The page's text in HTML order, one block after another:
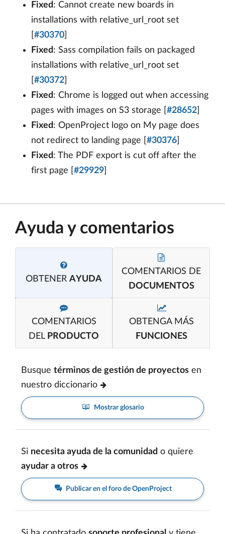
Fixed: Cannot create new boards in
installations with relative_url_root set
#30370
Fixed: Sass compilation fails on packaged
installations with relative_url_root set
#30372
Fixed: Chrome is logged out when accessing
pages with images on S3 storage [ #28652
Fixed: OpenProject logo on My page does
not redirect to landing page [ #30376
Fixed: The PDF export is cut off after the
first page [ #29929
Ayuda y comentarios
OBTENER AYUDA
COMENTARIOS DE
DOCUMENTOS
COMENTARIOS
DEL PRODUCTO
OBTENGA MÁS
FUNCIONES
Busque términos de gestión de proyectos en
nuestro diccionario
Mostrar glosario
Si necesita ayuda de la comunidad o quiere
ayudar a otros
Publicar en el foro de OpenProject